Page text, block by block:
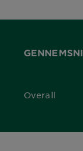
Overall
0,0 out of 5 stars